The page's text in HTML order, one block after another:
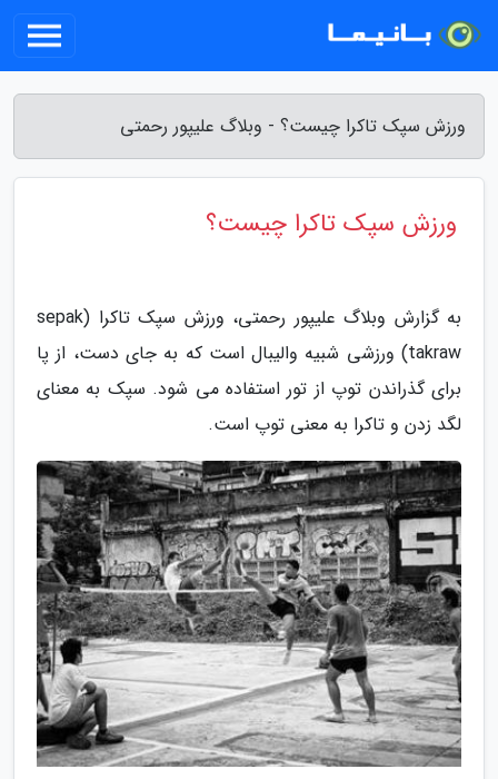
ورزش سپک تاکرا چیست؟ - وبلاگ علیپور رحمتی
ورزش سپک تاکرا چیست؟
به گزارش وبلاگ علیپور رحمتی، ورزش سپک تاکرا (sepak
takraw) ورزشی شبیه والیبال است که به جای دست، از پا
برای گذراندن توپ از تور استفاده می شود. سپک به معنای
لگد زدن و تاکرا به معنی توپ است.